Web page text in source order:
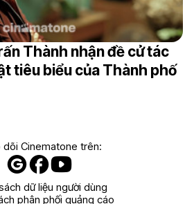
Thành nhận đề cử tác
tiêu biểu của Thành phố
dõi Cinematone trên:
dữ liệu người dùng
phân phối quảng cáo